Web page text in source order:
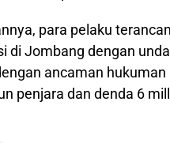
para pelaku
di Jombang dengan
ancaman hukuman
penjara dan denda 6